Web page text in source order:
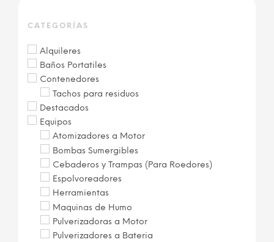
CATEGORÍAS
Alquileres
Baños Portatiles
Contenedores
Tachos para residuos
Destacados
Equipos
Atomizadores a Motor
Bombas Sumergibles
Cebaderos y Trampas (Para Roedores)
Espolvoreadores
Herramientas
Maquinas de Humo
Pulverizadoras a Motor
Pulverizadores a Bateria